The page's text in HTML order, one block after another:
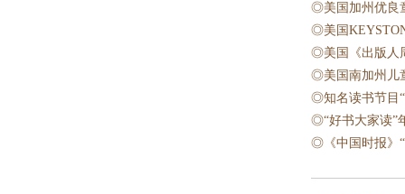
◎美国加州优良
◎美国
◎美国《出版人
◎美国南加州儿
◎知名读书节目
◎“好书大家读”
◎《中国时报》